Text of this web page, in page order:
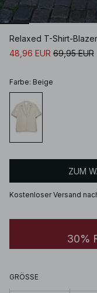
Relaxed T-Shirt-Blazer
48,96 EUR 69,95 EUR
Farbe: Beige
ZUM
Kostenloser Versand
30%
GRÖSSE